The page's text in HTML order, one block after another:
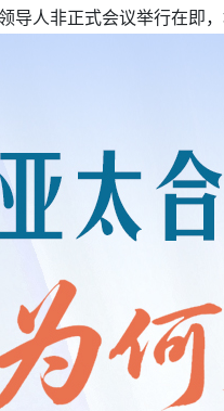
导人非正式会议举行在即